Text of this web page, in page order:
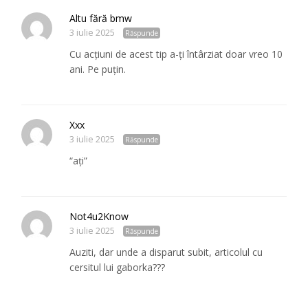
Altu fără bmw
3 iulie 2025 Răspunde
Cu acțiuni de acest tip a-ți întârziat doar vreo 10
ani. Pe puțin.
Xxx
3 iulie 2025 Răspunde
“ați”
Not4u2Know
3 iulie 2025 Răspunde
Auziti, dar unde a disparut subit, articolul cu
cersitul lui gaborka???